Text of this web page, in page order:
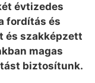
évtizedes
fordítás és
és szakképzett
magas
biztosítunk.